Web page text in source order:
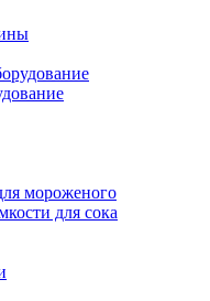
мороженого
для сока